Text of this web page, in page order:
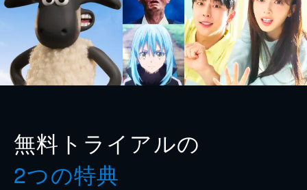
無料トライアルの
2つの特典